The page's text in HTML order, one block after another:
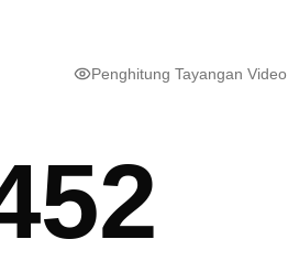
Penghitung Tayangan Video